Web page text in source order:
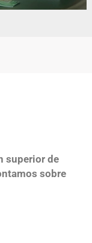
superior de
sobre